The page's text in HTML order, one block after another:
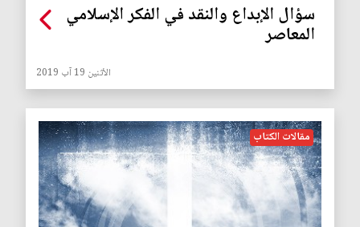
سؤال الإبداع والنقد في الفكر الإسلامي
المعاصر
الأثنين 19 آب 2019
مقالات الكتاب